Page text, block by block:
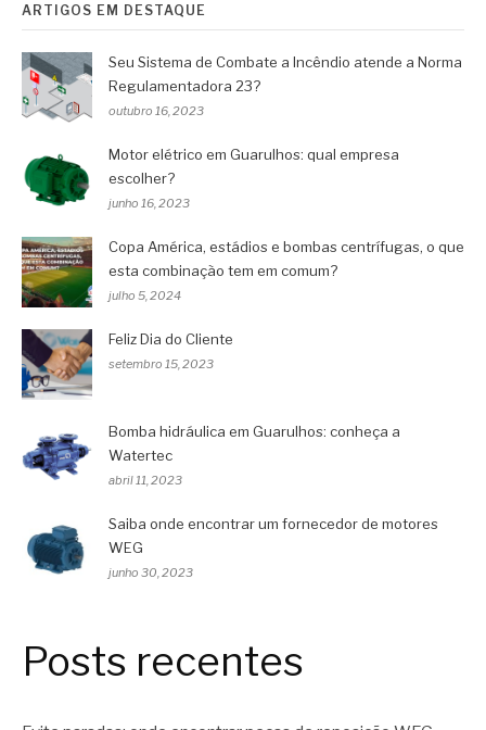
ARTIGOS EM DESTAQUE
Seu Sistema de Combate a Incêndio atende a Norma
Regulamentadora 23?
outubro 16, 2023
Motor elétrico em Guarulhos: qual empresa
escolher?
junho 16, 2023
Copa América, estádios e bombas centrífugas, o que
esta combinação tem em comum?
julho 5, 2024
Feliz Dia do Cliente
setembro 15, 2023
Bomba hidráulica em Guarulhos: conheça a
Watertec
abril 11, 2023
Saiba onde encontrar um fornecedor de motores
WEG
junho 30, 2023
Posts recentes